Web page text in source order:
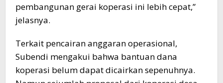
pembangunan gerai koperasi ini lebih cepat,”
jelasnya.
Terkait pencairan anggaran operasional,
Subendi mengakui bahwa bantuan dana
koperasi belum dapat dicairkan sepenuhnya.